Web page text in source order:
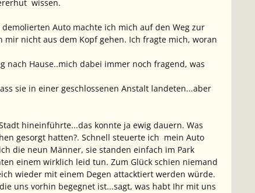
wissen.
Auto machte ich mich auf den Weg zur
nicht aus dem Kopf gehen. Ich fragte mich, woran
nach Hause..mich dabei immer noch fragend, was
sie in einer geschlossenen Anstalt landeten...aber
hineinführte...das konnte ja ewig dauern. Was
gesorgt hatten?. Schnell steuerte ich mein Auto
die neun Männer, sie standen einfach im Park
einem wirklich leid tun. Zum Glück schien niemand
wieder mit einem Degen attacktiert werden würde.
uns vorhin begegnet ist...sagt, was habt Ihr mit uns